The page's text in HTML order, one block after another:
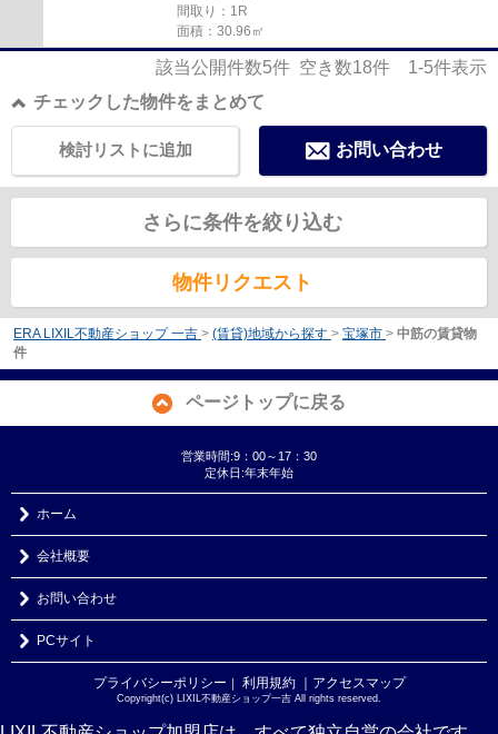
間取り：1R
面積：30.96㎡
該当公開件数5件 空き数18件 1-5件表示
チェックした物件をまとめて
お問い合わせ
検討リストに追加
さらに条件を絞り込む
物件リクエスト
ERA LIXIL不動産ショップ 一吉 > (賃貸)地域から探す > 宝塚市 > 中筋の賃貸物
件
ページトップに戻る
営業時間:9：00～17：30
定休日:年末年始
ホーム
会社概要
お問い合わせ
PCサイト
プライバシーポリシー ｜ 利用規約 ｜アクセスマップ
Copyright(c) LIXIL不動産ショップ一吉 All rights reserved.